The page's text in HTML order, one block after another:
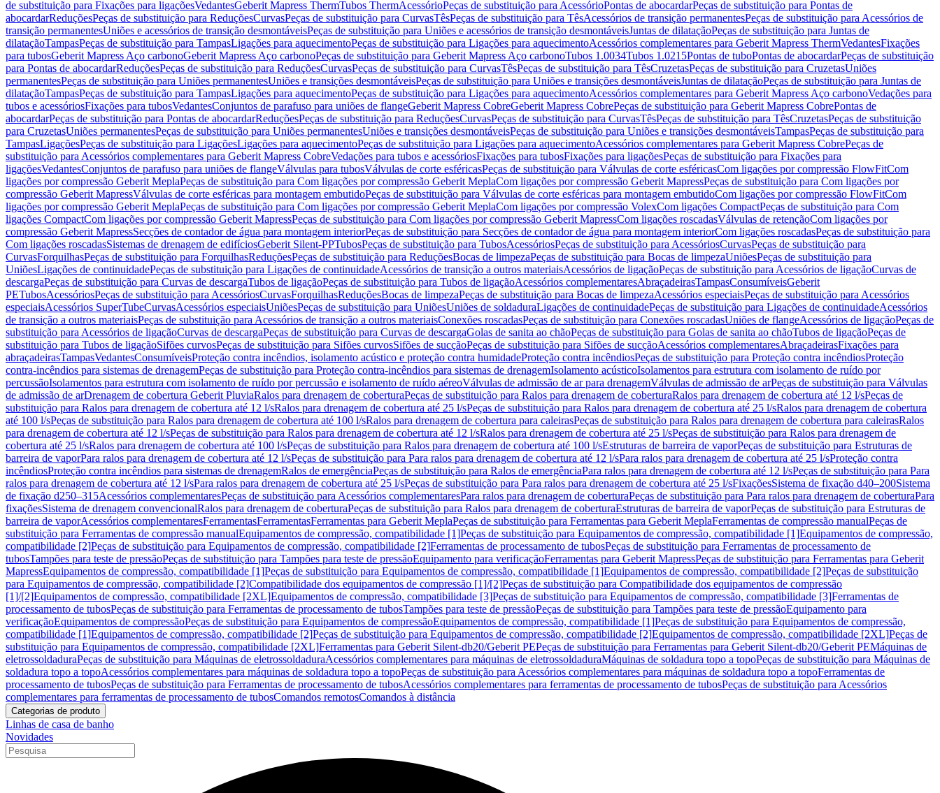
de substituição para Fixações para ligaçõesVedantesGeberit Mapress ThermTubos ThermAcessórioPeças de substituição para AcessórioPontas de abocardarPeças de substituição para Pontas de
abocardarReduçõesPeças de substituição para ReduçõesCurvasPeças de substituição para CurvasTêsPeças de substituição para TêsAcessórios de transição permanentesPeças de substituição para Acessórios de
transição permanentesUniões e acessórios de transição desmontáveisPeças de substituição para Uniões e acessórios de transição desmontáveisJuntas de dilataçãoPeças de substituição para Juntas de
dilataçãoTampasPeças de substituição para TampasLigações para aquecimentoPeças de substituição para Ligações para aquecimentoAcessórios complementares para Geberit Mapress ThermVedantesFixações
para tubosGeberit Mapress Aço carbonoGeberit Mapress Aço carbonoPeças de substituição para Geberit Mapress Aço carbonoTubos 1.0034Tubos 1.0215Pontas de tuboPontas de abocardarPeças de substituição
para Pontas de abocardarReduçõesPeças de substituição para ReduçõesCurvasPeças de substituição para CurvasTêsPeças de substituição para TêsCruzetasPeças de substituição para CruzetasUniões
permanentesPeças de substituição para Uniões permanentesUniões e transições desmontáveisPeças de substituição para Uniões e transições desmontáveisJuntas de dilataçãoPeças de substituição para Juntas de
dilataçãoTampasPeças de substituição para TampasLigações para aquecimentoPeças de substituição para Ligações para aquecimentoAcessórios complementares para Geberit Mapress Aço carbonoVedações para
tubos e acessóriosFixações para tubosVedantesConjuntos de parafuso para uniões de flangeGeberit Mapress CobreGeberit Mapress CobrePeças de substituição para Geberit Mapress CobrePontas de
abocardarPeças de substituição para Pontas de abocardarReduçõesPeças de substituição para ReduçõesCurvasPeças de substituição para CurvasTêsPeças de substituição para TêsCruzetasPeças de substituição
para CruzetasUniões permanentesPeças de substituição para Uniões permanentesUniões e transições desmontáveisPeças de substituição para Uniões e transições desmontáveisTampasPeças de substituição para
TampasLigaçõesPeças de substituição para LigaçõesLigações para aquecimentoPeças de substituição para Ligações para aquecimentoAcessórios complementares para Geberit Mapress CobrePeças de
substituição para Acessórios complementares para Geberit Mapress CobreVedações para tubos e acessóriosFixações para tubosFixações para ligaçõesPeças de substituição para Fixações para
ligaçõesVedantesConjuntos de parafuso para uniões de flangeVálvulas para tubosVálvulas de corte esféricasPeças de substituição para Válvulas de corte esféricasCom ligações por compressão FlowFitCom
ligações por compressão Geberit MeplaPeças de substituição para Com ligações por compressão Geberit MeplaCom ligações por compressão Geberit MapressPeças de substituição para Com ligações por
compressão Geberit MapressVálvulas de corte esféricas para montagem embutidoPeças de substituição para Válvulas de corte esféricas para montagem embutidoCom ligações por compressão FlowFitCom
ligações por compressão Geberit MeplaPeças de substituição para Com ligações por compressão Geberit MeplaCom ligações por compressão VolexCom ligações CompactPeças de substituição para Com
ligações CompactCom ligações por compressão Geberit MapressPeças de substituição para Com ligações por compressão Geberit MapressCom ligações roscadasVálvulas de retençãoCom ligações por
compressão Geberit MapressSecções de contador de água para montagem interiorPeças de substituição para Secções de contador de água para montagem interiorCom ligações roscadasPeças de substituição para
Com ligações roscadasSistemas de drenagem de edifíciosGeberit Silent-PPTubosPeças de substituição para TubosAcessóriosPeças de substituição para AcessóriosCurvasPeças de substituição para
CurvasForquilhasPeças de substituição para ForquilhasReduçõesPeças de substituição para ReduçõesBocas de limpezaPeças de substituição para Bocas de limpezaUniõesPeças de substituição para
UniõesLigações de continuidadePeças de substituição para Ligações de continuidadeAcessórios de transição a outros materiaisAcessórios de ligaçãoPeças de substituição para Acessórios de ligaçãoCurvas de
descargaPeças de substituição para Curvas de descargaTubos de ligaçãoPeças de substituição para Tubos de ligaçãoAcessórios complementaresAbraçadeirasTampasConsumíveisGeberit
PETubosAcessóriosPeças de substituição para AcessóriosCurvasForquilhasReduçõesBocas de limpezaPeças de substituição para Bocas de limpezaAcessórios especiaisPeças de substituição para Acessórios
especiaisAcessórios SuperTubeCurvasAcessórios especiaisUniõesPeças de substituição para UniõesUniões de soldaduraLigações de continuidadePeças de substituição para Ligações de continuidadeAcessórios
de transição a outros materiaisPeças de substituição para Acessórios de transição a outros materiaisConexões roscadasPeças de substituição para Conexões roscadasUniões de flangeAcessórios de ligaçãoPeças de
substituição para Acessórios de ligaçãoCurvas de descargaPeças de substituição para Curvas de descargaGolas de sanita ao chãoPeças de substituição para Golas de sanita ao chãoTubos de ligaçãoPeças de
substituição para Tubos de ligaçãoSifões curvosPeças de substituição para Sifões curvosSifões de sucçãoPeças de substituição para Sifões de sucçãoAcessórios complementaresAbraçadeirasFixações para
abraçadeirasTampasVedantesConsumíveisProteção contra incêndios, isolamento acústico e proteção contra humidadeProteção contra incêndiosPeças de substituição para Proteção contra incêndiosProteção
contra-incêndios para sistemas de drenagemPeças de substituição para Proteção contra-incêndios para sistemas de drenagemIsolamento acústicoIsolamentos para estrutura com isolamento de ruído por
percussãoIsolamentos para estrutura com isolamento de ruído por percussão e isolamento de ruído aéreoVálvulas de admissão de ar para drenagemVálvulas de admissão de arPeças de substituição para Válvulas
de admissão de arDrenagem de cobertura Geberit PluviaRalos para drenagem de coberturaPeças de substituição para Ralos para drenagem de coberturaRalos para drenagem de cobertura até 12 l/sPeças de
substituição para Ralos para drenagem de cobertura até 12 l/sRalos para drenagem de cobertura até 25 l/sPeças de substituição para Ralos para drenagem de cobertura até 25 l/sRalos para drenagem de cobertura
até 100 l/sPeças de substituição para Ralos para drenagem de cobertura até 100 l/sRalos para drenagem de cobertura para caleirasPeças de substituição para Ralos para drenagem de cobertura para caleirasRalos
para drenagem de cobertura até 12 l/sPeças de substituição para Ralos para drenagem de cobertura até 12 l/sRalos para drenagem de cobertura até 25 l/sPeças de substituição para Ralos para drenagem de
cobertura até 25 l/sRalos para drenagem de cobertura até 100 l/sPeças de substituição para Ralos para drenagem de cobertura até 100 l/sEstruturas de barreira de vaporPeças de substituição para Estruturas de
barreira de vaporPara ralos para drenagem de cobertura até 12 l/sPeças de substituição para Para ralos para drenagem de cobertura até 12 l/sPara ralos para drenagem de cobertura até 25 l/sProteção contra
incêndiosProteção contra incêndios para sistemas de drenagemRalos de emergênciaPeças de substituição para Ralos de emergênciaPara ralos para drenagem de cobertura até 12 l/sPeças de substituição para Para
ralos para drenagem de cobertura até 12 l/sPara ralos para drenagem de cobertura até 25 l/sPeças de substituição para Para ralos para drenagem de cobertura até 25 l/sFixaçõesSistema de fixação d40–200Sistema
de fixação d250–315Acessórios complementaresPeças de substituição para Acessórios complementaresPara ralos para drenagem de coberturaPeças de substituição para Para ralos para drenagem de coberturaPara
fixaçõesSistema de drenagem convencionalRalos para drenagem de coberturaPeças de substituição para Ralos para drenagem de coberturaEstruturas de barreira de vaporPeças de substituição para Estruturas de
barreira de vaporAcessórios complementaresFerramentasFerramentasFerramentas para Geberit MeplaPeças de substituição para Ferramentas para Geberit MeplaFerramentas de compressão manualPeças de
substituição para Ferramentas de compressão manualEquipamentos de compressão, compatibilidade [1]Peças de substituição para Equipamentos de compressão, compatibilidade [1]Equipamentos de compressão,
compatibilidade [2]Peças de substituição para Equipamentos de compressão, compatibilidade [2]Ferramentas de processamento de tubosPeças de substituição para Ferramentas de processamento de
tubosTampões para teste de pressãoPeças de substituição para Tampões para teste de pressãoEquipamento para verificaçãoFerramentas para Geberit MapressPeças de substituição para Ferramentas para Geberit
MapressEquipamentos de compressão, compatibilidade [1]Peças de substituição para Equipamentos de compressão, compatibilidade [1]Equipamentos de compressão, compatibilidade [2]Peças de substituição
para Equipamentos de compressão, compatibilidade [2]Compatibilidade dos equipamentos de compressão [1]/[2]Peças de substituição para Compatibilidade dos equipamentos de compressão
[1]/[2]Equipamentos de compressão, compatibilidade [2XL]Equipamentos de compressão, compatibilidade [3]Peças de substituição para Equipamentos de compressão, compatibilidade [3]Ferramentas de
processamento de tubosPeças de substituição para Ferramentas de processamento de tubosTampões para teste de pressãoPeças de substituição para Tampões para teste de pressãoEquipamento para
verificaçãoEquipamentos de compressãoPeças de substituição para Equipamentos de compressãoEquipamentos de compressão, compatibilidade [1]Peças de substituição para Equipamentos de compressão,
compatibilidade [1]Equipamentos de compressão, compatibilidade [2]Peças de substituição para Equipamentos de compressão, compatibilidade [2]Equipamentos de compressão, compatibilidade [2XL]Peças de
substituição para Equipamentos de compressão, compatibilidade [2XL]Ferramentas para Geberit Silent-db20/Geberit PEPeças de substituição para Ferramentas para Geberit Silent-db20/Geberit PEMáquinas de
eletrossoldaduraPeças de substituição para Máquinas de eletrossoldaduraAcessórios complementares para máquinas de eletrossoldaduraMáquinas de soldadura topo a topoPeças de substituição para Máquinas de
soldadura topo a topoAcessórios complementares para máquinas de soldadura topo a topoPeças de substituição para Acessórios complementares para máquinas de soldadura topo a topoFerramentas de
processamento de tubosPeças de substituição para Ferramentas de processamento de tubosAcessórios complementares para ferramentas de processamento de tubosPeças de substituição para Acessórios
complementares para ferramentas de processamento de tubosComandos remotosComandos à distância
Categorias de produto
Linhas de casa de banho
Novidades